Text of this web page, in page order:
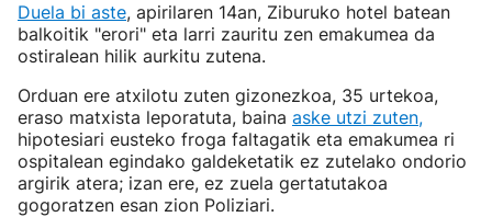
Duela bi aste, apirilaren 14an, Ziburuko hotel batean
balkoitik "erori" eta larri zauritu zen emakumea da
ostiralean hilik aurkitu zutena.
Orduan ere atxilotu zuten gizonezkoa, 35 urtekoa,
eraso matxista leporatuta, baina aske utzi zuten,
hipotesiari eusteko froga faltagatik eta emakumea ri
ospitalean egindako galdeketatik ez zutelako ondorio
argirik atera; izan ere, ez zuela gertatutakoa
gogoratzen esan zion Poliziari.